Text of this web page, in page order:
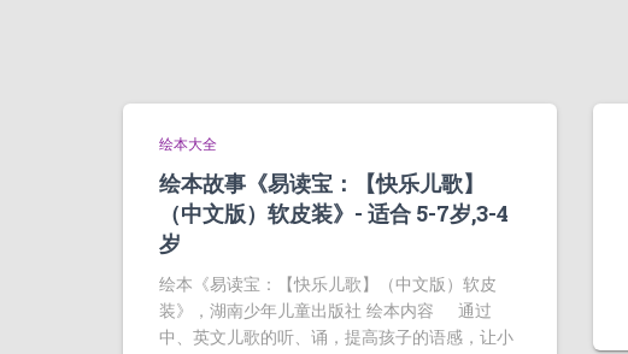
绘本大全
绘本故事《易读宝：【快乐儿歌】
（中文版）软皮装》- 适合 5-7岁,3-4
岁
绘本《易读宝：【快乐儿歌】（中文版）软皮
装》，湖南少年儿童出版社 绘本内容 通过
中、英文儿歌的听、诵，提高孩子的语感，让小